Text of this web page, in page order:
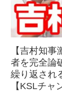
【吉村知
者を完全論
繰り返され
【KSLチャ